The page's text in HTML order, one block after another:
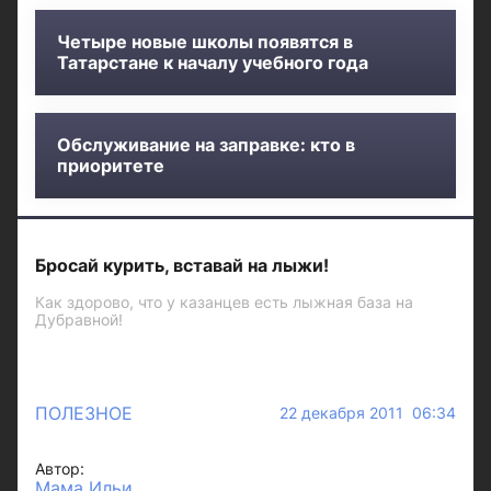
Четыре новые школы появятся в
Татарстане к началу учебного года
Обслуживание на заправке: кто в
приоритете
Бросай курить, вставай на лыжи!
Как здорово, что у казанцев есть лыжная база на
Дубравной!
ПОЛЕЗНОЕ 22 декабря 2011 06:34
Автор: